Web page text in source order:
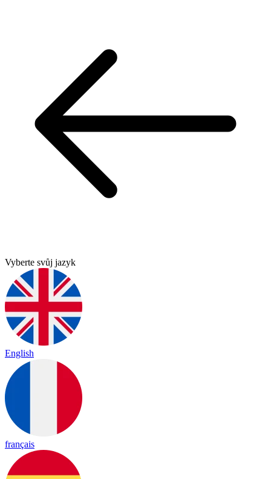
Vyberte svůj jazyk
English
français